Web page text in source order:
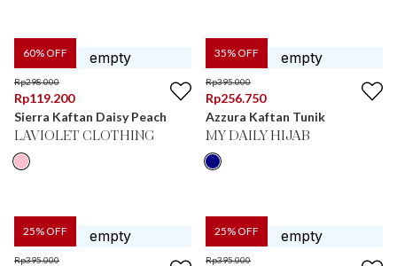
60% OFF
Rp298.000
Rp119.200
Sierra Kaftan Daisy Peach
LAVIOLET CLOTHING
35% OFF
Rp395.000
Rp256.750
Azzura Kaftan Tunik
MY DAILY HIJAB
25% OFF
Rp395.000
25% OFF
Rp395.000